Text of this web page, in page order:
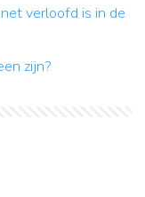
verloofd is in de
zijn?